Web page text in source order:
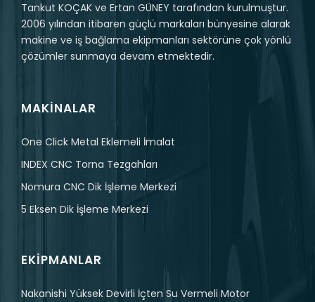
Tankut KOÇAK ve Ertan GÜNEY tarafından kurulmuştur.
2006 yılından itibaren güçlü markaları bünyesine alarak
makine ve iş bağlama ekipmanları sektörüne çok yönlü
çözümler sunmaya devam etmektedir.
MAKINALAR
One Click Metal Eklemeli İmalat
INDEX CNC Torna Tezgahları
Nomura CNC Dik İşleme Merkezi
5 Eksen Dik İşleme Merkezi
EKIPMANLAR
Nakanishi Yüksek Devirli İçten Su Vermeli Motor